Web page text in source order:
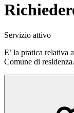
Servizio attivo
E’ la pratica relativa
Comune di residenza.